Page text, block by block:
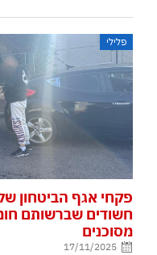
פלילי
פקחי אגף הביטחון
חשודים שברשותם
מסוכנים
17/11/2025